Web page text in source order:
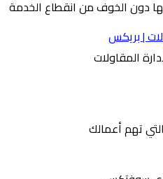
دون الخوف من انقطاع الخدمة
| بريكس
المقاولات
تهم أعمالك